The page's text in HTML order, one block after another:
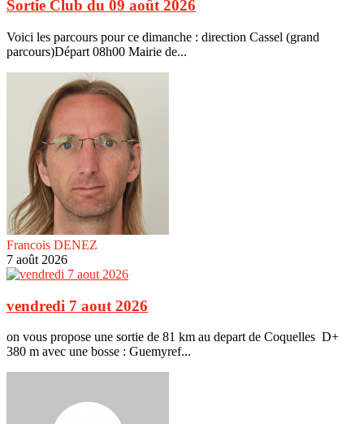
Sortie Club du 09 août 2026
Voici les parcours pour ce dimanche : direction Cassel (grand
parcours)Départ 08h00 Mairie de...
Francois DENEZ
7 août 2026
vendredi 7 aout 2026
on vous propose une sortie de 81 km au depart de Coquelles D+
380 m avec une bosse : Guemyref...